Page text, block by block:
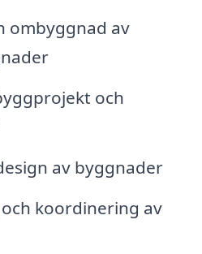
ombyggnad av
och
av byggnader
koordinering av